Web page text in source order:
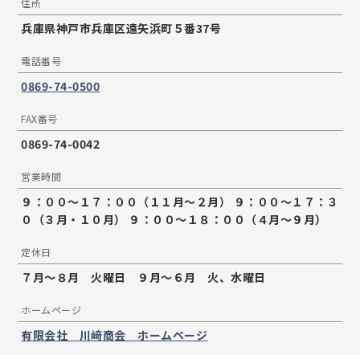
住所
兵庫県神戸市兵庫区遠矢浜町５番37号
電話番号
0869-74-0500
FAX番号
0869-74-0042
営業時間
９：００～１７：００（１１月～２月） ９：００～１７：３
０（３月・１０月） ９：００～１８：００（４月～９月）
定休日
７月～８月 火曜日 ９月〜６月 火、水曜日
ホームページ
有限会社 川﨑商会 ホームページ